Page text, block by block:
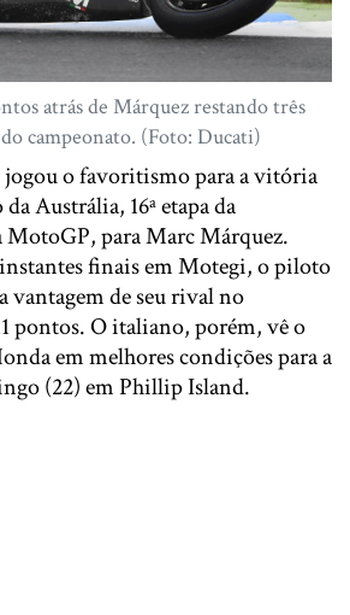
atrás de Márquez restando três
campeonato. (Foto: Ducati)
o favoritismo para a vitória
Austrália, 16ª etapa da
MotoGP, para Marc Márquez.
finais em Motegi, o piloto
vantagem de seu rival no
pontos. O italiano, porém, vê o
em melhores condições para a
(22) em Phillip Island.